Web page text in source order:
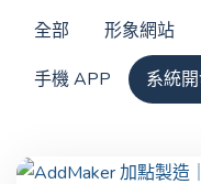
全部 形象網站
手機 APP
系統